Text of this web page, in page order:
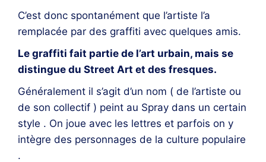
C’est donc spontanément que l’artiste l’a
remplacée par des graffiti avec quelques amis.
Le graffiti fait partie de l’art urbain, mais se
distingue du Street Art et des fresques.
Généralement il s’agit d’un nom ( de l’artiste ou
de son collectif ) peint au Spray dans un certain
style . On joue avec les lettres et parfois on y
intègre des personnages de la culture populaire
.